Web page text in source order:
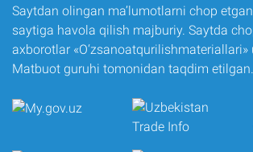
Saytdan olingan ma’lumotlarni chop
saytiga havola qilish majburiy. Saytda
axborotlar
Matbuot guruhi tomonidan taqdim etilgan.